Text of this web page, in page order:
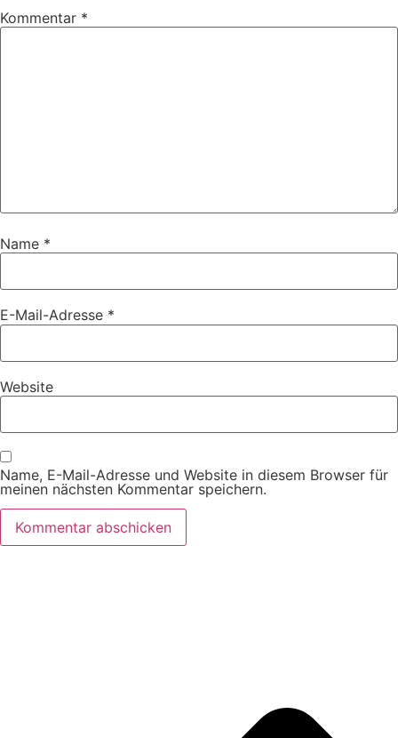
Kommentar *
Name *
E-Mail-Adresse *
Website
Name, E-Mail-Adresse und Website in diesem Browser für
meinen nächsten Kommentar speichern.